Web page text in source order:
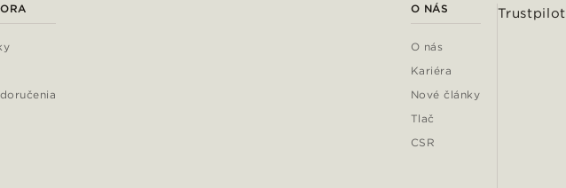
O NÁS
O nás
Kariéra
Nové články
Tlač
CSR
Trustpilot